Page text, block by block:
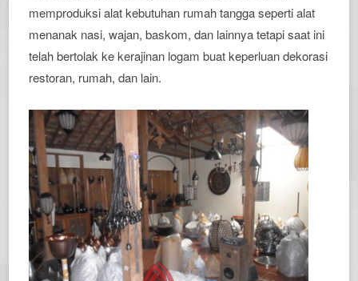
memproduksi alat kebutuhan rumah tangga seperti alat
menanak nasi, wajan, baskom, dan lainnya tetapi saat ini
telah bertolak ke kerajinan logam buat keperluan dekorasi
restoran, rumah, dan lain.